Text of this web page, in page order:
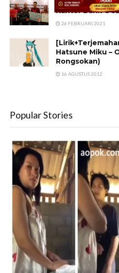
Kantor Bank
26 FEBRUARI 2021
Hatsune Miku –
Rongsokan)
16 AGUSTUS 2012
Popular Stories